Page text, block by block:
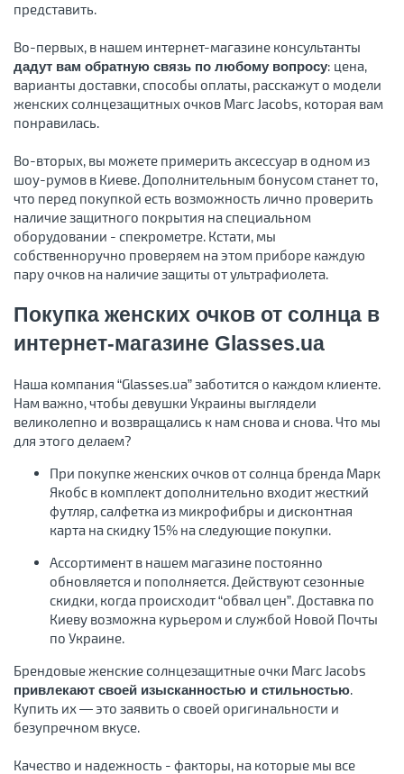
представить.
Во-первых, в нашем интернет-магазине консультанты
дадут вам обратную связь по любому вопросу: цена,
варианты доставки, способы оплаты, расскажут о модели
женских солнцезащитных очков Marc Jacobs, которая вам
понравилась.
Во-вторых, вы можете примерить аксессуар в одном из
шоу-румов в Киеве. Дополнительным бонусом станет то,
что перед покупкой есть возможность лично проверить
наличие защитного покрытия на специальном
оборудовании - спекрометре. Кстати, мы
собственноручно проверяем на этом приборе каждую
пару очков на наличие защиты от ультрафиолета.
Покупка женских очков от солнца в
интернет-магазине Glasses.ua
Наша компания “Glasses.ua” заботится о каждом клиенте.
Нам важно, чтобы девушки Украины выглядели
великолепно и возвращались к нам снова и снова. Что мы
для этого делаем?
При покупке женских очков от солнца бренда Марк
Якобс в комплект дополнительно входит жесткий
футляр, салфетка из микрофибры и дисконтная
карта на скидку 15% на следующие покупки.
Ассортимент в нашем магазине постоянно
обновляется и пополняется. Действуют сезонные
скидки, когда происходит “обвал цен”. Доставка по
Киеву возможна курьером и службой Новой Почты
по Украине.
Брендовые женские солнцезащитные очки Marc Jacobs
привлекают своей изысканностью и стильностью.
Купить их — это заявить о своей оригинальности и
безупречном вкусе.
Качество и надежность - факторы, на которые мы все